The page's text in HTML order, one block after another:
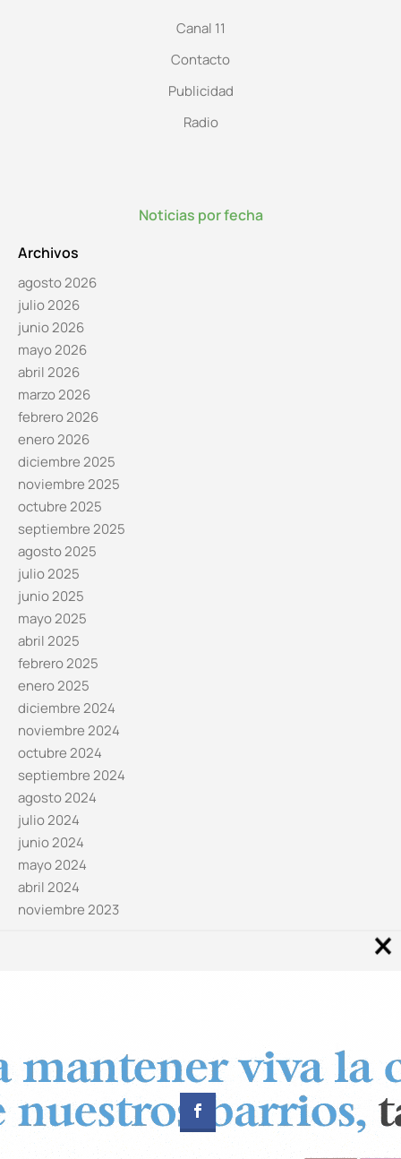
Canal 11
Contacto
Publicidad
Radio
Noticias por fecha
Archivos
agosto 2026
julio 2026
junio 2026
mayo 2026
abril 2026
marzo 2026
febrero 2026
enero 2026
diciembre 2025
noviembre 2025
octubre 2025
septiembre 2025
agosto 2025
julio 2025
junio 2025
mayo 2025
abril 2025
febrero 2025
enero 2025
diciembre 2024
noviembre 2024
octubre 2024
septiembre 2024
agosto 2024
julio 2024
junio 2024
mayo 2024
abril 2024
noviembre 2023